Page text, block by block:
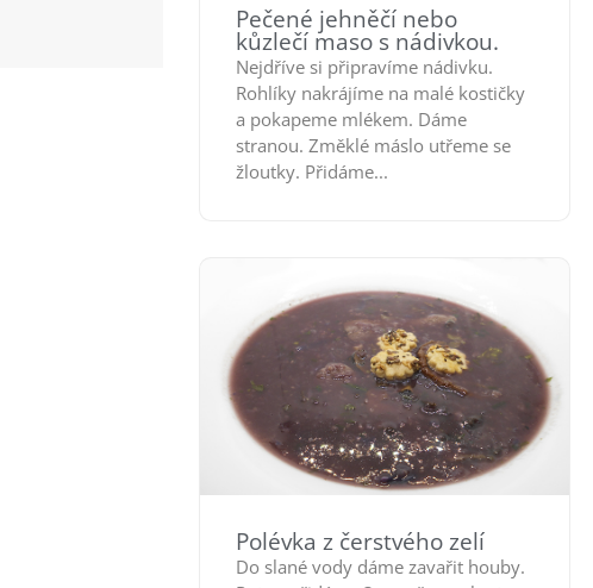
Pečené jehněčí nebo
kůzlečí maso s nádivkou.
Nejdříve si připravíme nádivku.
Rohlíky nakrájíme na malé kostičky
a pokapeme mlékem. Dáme
stranou. Změklé máslo utřeme se
žloutky. Přidáme...
Polévka z čerstvého zelí
Do slané vody dáme zavařit houby.